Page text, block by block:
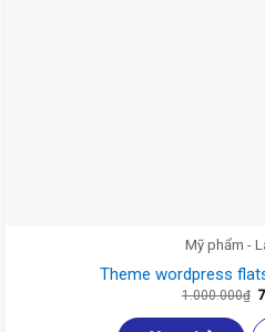
Mỹ phẩm -
Theme wordpress
1.000.000₫